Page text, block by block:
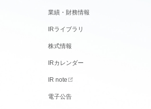
業績・財務情報
IRライブラリ
株式情報
IRカレンダー
IR note
電子公告